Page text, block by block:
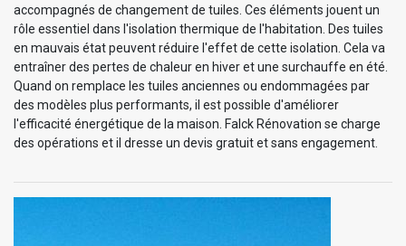
accompagnés de changement de tuiles. Ces éléments jouent un
rôle essentiel dans l'isolation thermique de l'habitation. Des tuiles
en mauvais état peuvent réduire l'effet de cette isolation. Cela va
entraîner des pertes de chaleur en hiver et une surchauffe en été.
Quand on remplace les tuiles anciennes ou endommagées par
des modèles plus performants, il est possible d'améliorer
l'efficacité énergétique de la maison. Falck Rénovation se charge
des opérations et il dresse un devis gratuit et sans engagement.